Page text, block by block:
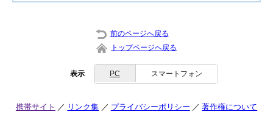
前のページへ戻る
トップページへ戻る
表示 PC スマートフォン
携帯サイト リンク集 プライバシーポリシー 著作権について